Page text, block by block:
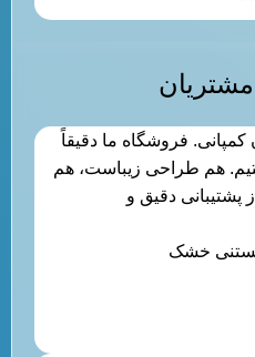
فروشگاه ما دقیقاً
هم طراحی زیباست، هم
دقیق و
خشک